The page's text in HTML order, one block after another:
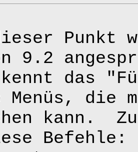
Punkt
9.2
das
Menüs, die
kann.
Befehle: